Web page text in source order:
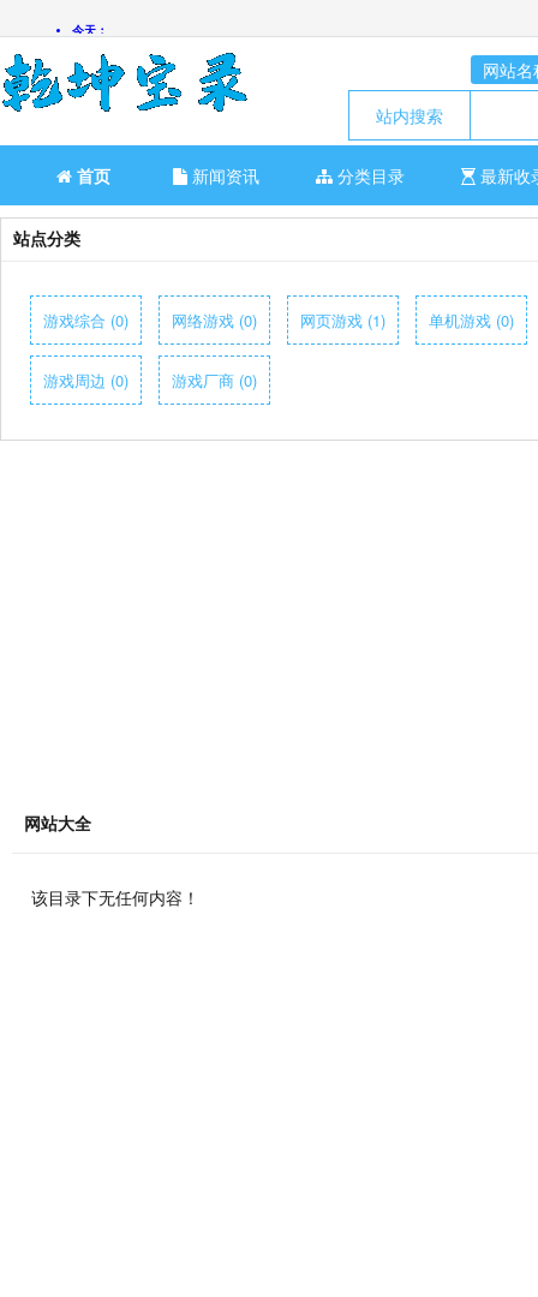
网站名
站内搜索
首页 新闻资讯 分类目录 最新收
站点分类
游戏综合 (0) 网络游戏 (0) 网页游戏 (1) 单机游戏 (0)
游戏周边 (0) 游戏厂商 (0)
网站大全
该目录下无任何内容！